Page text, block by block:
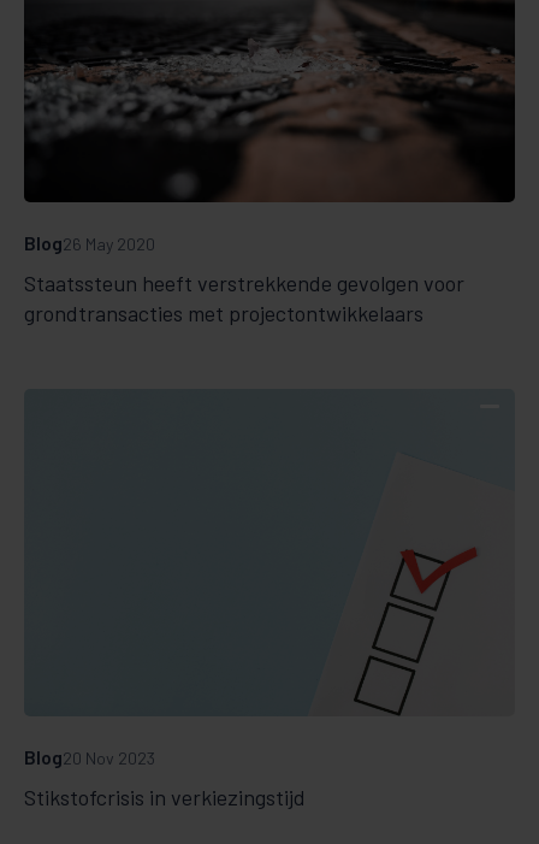
Staatssteun heeft verstrekkende gevolgen voor
grondtransacties met projectontwikkelaars
Blog26 May 2020
Stikstofcrisis in verkiezingstijd
Blog20 Nov 2023